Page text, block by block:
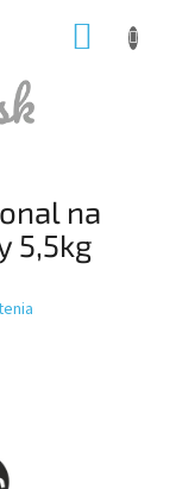
na
5,5kg